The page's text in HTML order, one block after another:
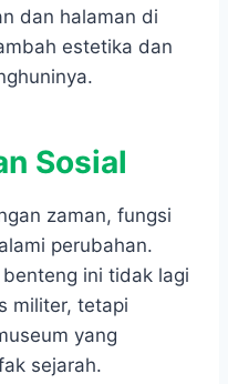
dan halaman di
estetika dan
Sosial
zaman, fungsi
perubahan.
ini tidak lagi
militer, tetapi
yang
sejarah.